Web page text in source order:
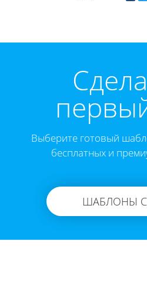
Выберите готовый
бесплатных и
ШАБЛОНЫ